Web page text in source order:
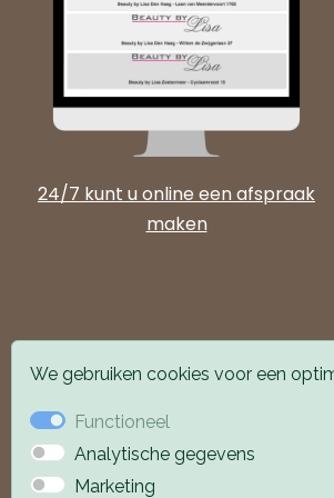
24/7 kunt u online een afspraak
maken
We gebruiken cookies voor een
Functioneel
Analytische gegevens
Marketing